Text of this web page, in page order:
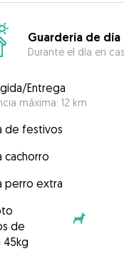
Guardería de día
Durante el día en
Entrega
máxima: 12 km
de festivos
cachorro
perro extra
de
45kg